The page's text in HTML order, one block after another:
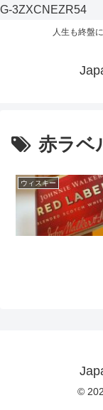
G-3ZXCNEZR54
人生も終盤
赤ラベ
ウィスキー
©